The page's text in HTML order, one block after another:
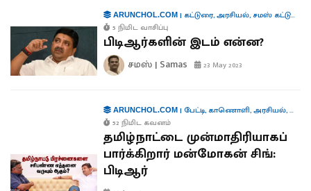
ARUNCHOL.COM| கட்டுரை,அரசியல், சமஸ் கட்டுரை
5 நிமிட வாசிப்பு
பிடிஆர்களின் இடம் என்ன?
சமஸ் | Samas 23 May 2023
ARUNCHOL.COM| பேட்டி, காணொளி,அரசியல்,
52 நிமிட கவனம்
தமிழ்நாட்டை முன்மாதிரியாகப்
பார்க்கிறார் மன்மோகன் சிங்:
பிடிஆர்